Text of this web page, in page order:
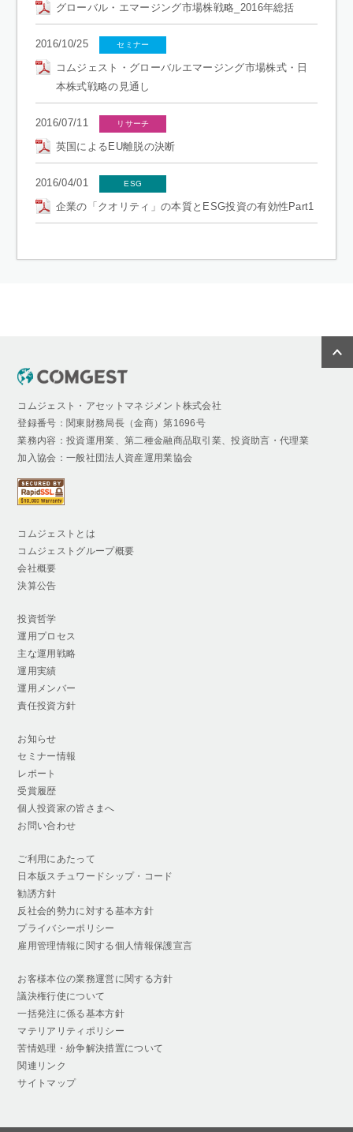
グローバル・エマージング市場株戦略_2016年総括
2016/10/25 セミナー
コムジェスト・グローバルエマージング市場株式・日
本株式戦略の見通し
2016/07/11 リサーチ
英国によるEU離脱の決断
2016/04/01 ESG
企業の「クオリティ」の本質とESG投資の有効性Part1
コムジェスト・アセットマネジメント株式会社
登録番号：関東財務局長（金商）第1696号
業務内容：投資運用業、第二種金融商品取引業、投資助言・代理業
加入協会：一般社団法人資産運用業協会
コムジェストとは
コムジェストグループ概要
会社概要
決算公告
投資哲学
運用プロセス
主な運用戦略
運用実績
運用メンバー
責任投資方針
お知らせ
セミナー情報
レポート
受賞履歴
個人投資家の皆さまへ
お問い合わせ
ご利用にあたって
日本版スチュワードシップ・コード
勧誘方針
反社会的勢力に対する基本方針
プライバシーポリシー
雇用管理情報に関する個人情報保護宣言
お客様本位の業務運営に関する方針
議決権行使について
一括発注に係る基本方針
マテリアリティポリシー
苦情処理・紛争解決措置について
関連リンク
サイトマップ